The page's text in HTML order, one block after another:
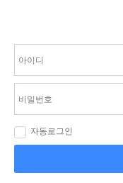
자동로그인